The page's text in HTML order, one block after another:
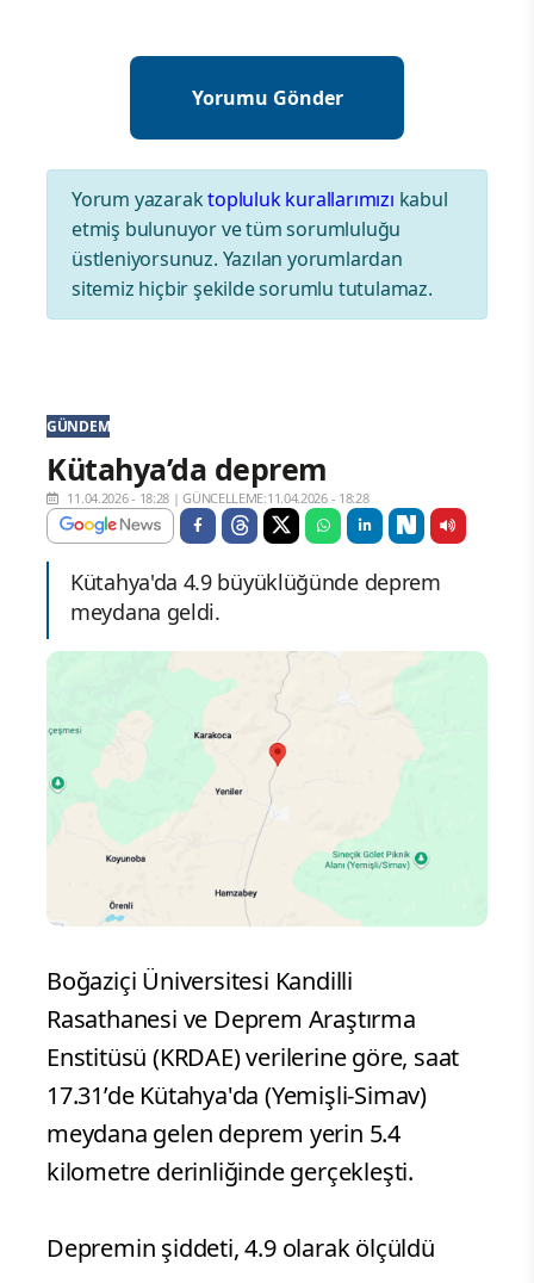
Yorum yazaraktopluluk kurallarımızı kabul
etmiş bulunuyor ve tüm sorumluluğu
üstleniyorsunuz. Yazılan yorumlardan
sitemiz hiçbir şekilde sorumlu tutulamaz.
GÜNDEM
Kütahya’da deprem
11.04.2026 - 18:28 |GÜNCELLEME:11.04.2026 - 18:28
Kütahya'da 4.9 büyüklüğünde deprem
meydana geldi.
Boğaziçi Üniversitesi Kandilli
Rasathanesi ve Deprem Araştırma
Enstitüsü (KRDAE) verilerine göre, saat
17.31’de Kütahya'da (Yemişli-Simav)
meydana gelen deprem yerin 5.4
kilometre derinliğinde gerçekleşti.
Depremin şiddeti, 4.9 olarak ölçüldü